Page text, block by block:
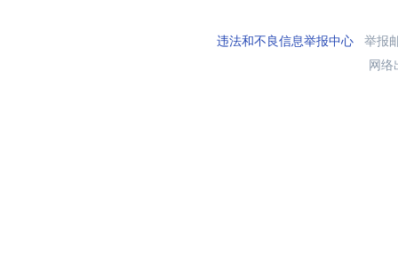
违法和不良信息举报中心举报
网